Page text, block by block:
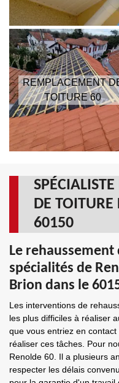
REMPLACEMENT
TOITURE 60
DE TOITURE
60150
Le
spécialités de
Brion dans le
Les interventions de
les plus difficiles à réaliser
que vous entriez en
réaliser ces tâches. Pour
Renolde 60. Il a plusieurs
respecter les délais